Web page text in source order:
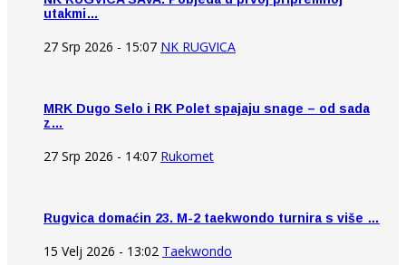
utakmi…
27 Srp 2026 - 15:07 NK RUGVICA
MRK Dugo Selo i RK Polet spajaju snage – od sada
z…
27 Srp 2026 - 14:07 Rukomet
Rugvica domaćin 23. M-2 taekwondo turnira s više …
15 Velj 2026 - 13:02 Taekwondo